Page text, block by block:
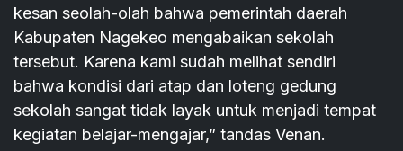
kesan seolah-olah bahwa pemerintah daerah
Kabupaten Nagekeo mengabaikan sekolah
tersebut. Karena kami sudah melihat sendiri
bahwa kondisi dari atap dan loteng gedung
sekolah sangat tidak layak untuk menjadi tempat
kegiatan belajar-mengajar,” tandas Venan.